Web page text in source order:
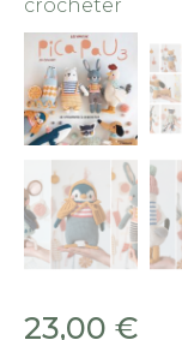
crocheter
23,00 €